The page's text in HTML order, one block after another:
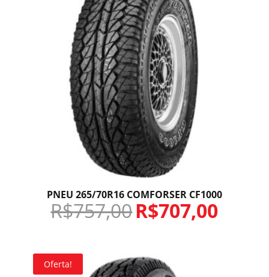
PNEU 265/70R16 COMFORSER CF1000
R$757,00R$707,00
Oferta!